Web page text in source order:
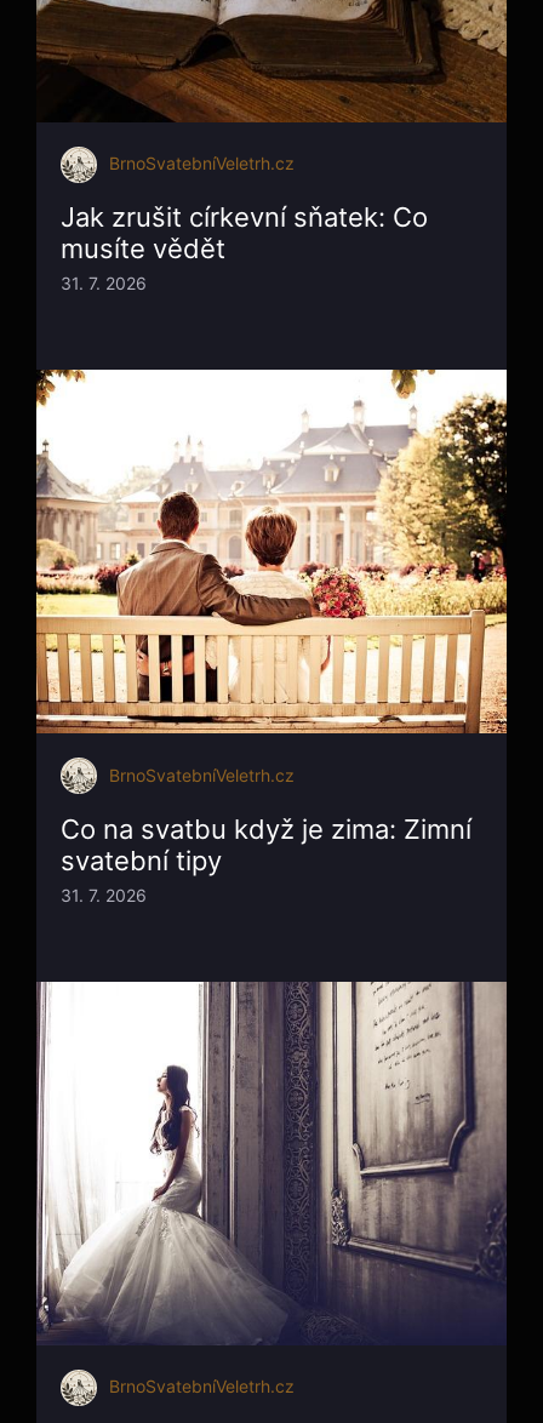
BrnoSvatebníVeletrh.cz
Jak zrušit církevní sňatek: Co
musíte vědět
31. 7. 2026
BrnoSvatebníVeletrh.cz
Co na svatbu když je zima: Zimní
svatební tipy
31. 7. 2026
BrnoSvatebníVeletrh.cz